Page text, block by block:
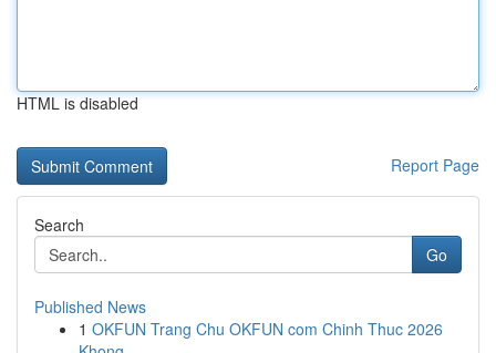
HTML is disabled
Report Page
Search
Go
Published News
1 OKFUN Trang Chu OKFUN com Chinh Thuc 2026